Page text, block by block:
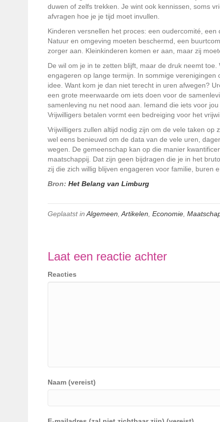
duwen of zelfs trekken. Je wint ook kennissen, soms
afvragen hoe je je tijd moet invullen.
Kinderen versnellen het proces: een oudercomité,
Natuur en omgeving moeten beschermd, een
zorger aan. Kleinkinderen komen er aan, maar zij
De wil om je in te zetten blijft, maar de druk neemt
engageren op lange termijn. In sommige
idee. Want kom je dan niet terecht in uren afwegen?
een grote meerwaarde om iets doen voor de
samenleving nu net nood aan. Iemand die iets voor
Vrijwilligers betalen vormt een bedreiging voor het
Vrijwilligers zullen altijd nodig zijn om de vele taken
wel eens benieuwd om de data van de vele uren,
wegen. De gemeenschap kan op die manier
maatschappij. Dat zijn geen bijdragen die je in het
zij die zich willig blijven engageren voor familie, buren
Bron: Het Belang van Limburg
Geplaatst in Algemeen Artikelen Economie
Laat een reactie achter
Reacties
Naam (vereist)